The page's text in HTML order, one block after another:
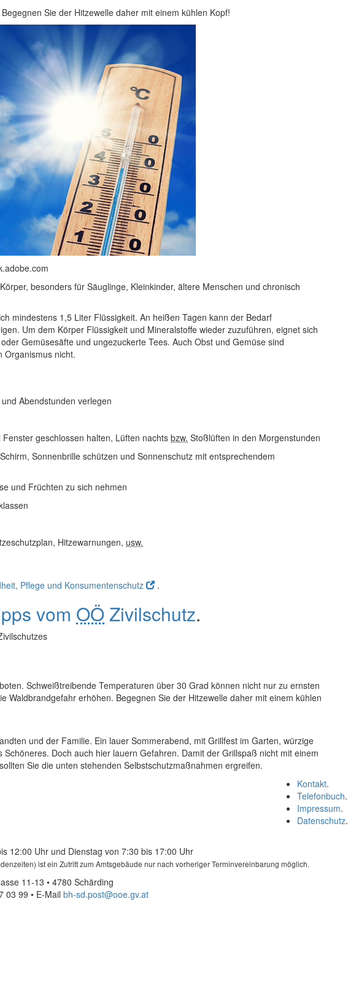
Sie der Hitzewelle daher mit einem kühlen Kopf!
besonders für Säuglinge, Kleinkinder, ältere Menschen und chronisch
mindestens 1,5 Liter Flüssigkeit. An heißen Tagen kann der Bedarf
Um dem Körper Flüssigkeit und Mineralstoffe wieder zuzuführen, eignet sich
Gemüsesäfte und ungezuckerte Tees. Auch Obst und Gemüse sind
Organismus nicht.
Abendstunden verlegen
geschlossen halten, Lüften nachts bzw. Stoßlüften in den Morgenstunden
Schirm, Sonnenbrille schützen und Sonnenschutz mit entsprechendem
und Früchten zu sich nehmen
Hitzewarnungen, usw.
Pflege und Konsumentenschutz
.
vom OÖZivilschutz.
Schweißtreibende Temperaturen über 30 Grad können nicht nur zu ernsten
Waldbrandgefahr erhöhen. Begegnen Sie der Hitzewelle daher mit einem kühlen
und der Familie. Ein lauer Sommerabend, mit Grillfest im Garten, würzige
Doch auch hier lauern Gefahren. Damit der Grillspaß nicht mit einem
Sie die unten stehenden Selbstschutzmaßnahmen ergreifen.
Kontakt.
Telefonbuch.
Impressum.
Datenschutz.
12:00 Uhr und Dienstag von 7:30 bis 17:00 Uhr
ist ein Zutritt zum Amtsgebäude nur nach vorheriger Terminvereinbarung möglich.
11-13 • 4780 Schärding
03 99 • E-Mail bh-sd.post@ooe.gv.at